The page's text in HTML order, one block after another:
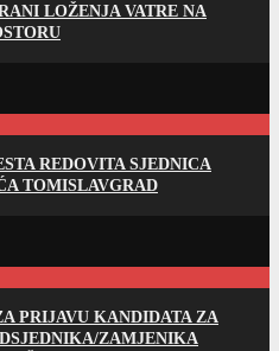
LOŽENJA VATRE NA
REDOVITA SJEDNICA
TOMISLAVGRAD
PRIJAVU KANDIDATA ZA
ZAMJENIKA